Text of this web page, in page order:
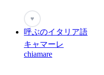
♥
呼ぶのイタリア語
キャマーレ
chiamare